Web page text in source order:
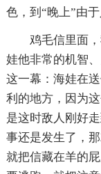
色，到“晚上”由
鸡毛信里面
娃他非常的机智
这一幕：海娃在
利的地方，因为
是这时敌人刚好
事还是发生了，
就把信藏在羊的